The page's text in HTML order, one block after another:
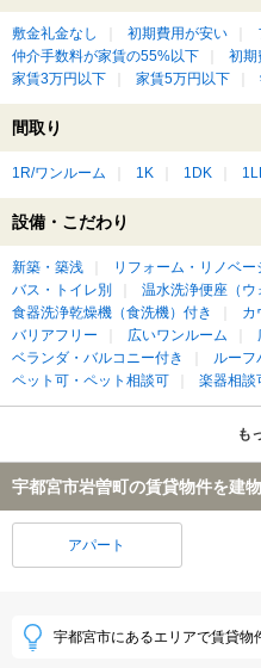
敷金礼金なし 初期費用が安い
仲介手数料が家賃の55%以下
初期
家賃3万円以下
家賃5万円以下
間取り
1R/ワンルーム 1K 1DK
設備・こだわり
新築・築浅 リフォーム・リノベー
バス・トイレ別
温水洗浄便座（ウ
食器洗浄乾燥機（食洗機）付き
カ
バリアフリー
広いワンルーム
ベランダ・バルコニー付き
ルーフ
ペット可・ペット相談可
楽器相談
も
宇都宮市岩曽町の賃貸物件を建
アパート
宇都宮市にあるエリアで賃貸物